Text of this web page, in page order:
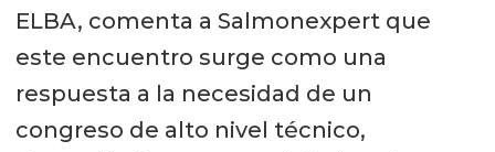
ELBA, comenta a Salmonexpert que
este encuentro surge como una
respuesta a la necesidad de un
congreso de alto nivel técnico,